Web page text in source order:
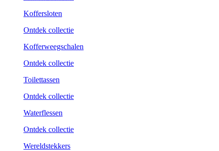
Koffersloten
Ontdek collectie
Kofferweegschalen
Ontdek collectie
Toilettassen
Ontdek collectie
Waterflessen
Ontdek collectie
Wereldstekkers